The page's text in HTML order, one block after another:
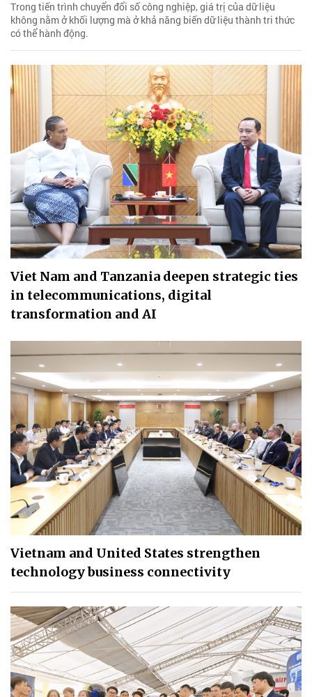
Trong tiến trình chuyển đổi số công nghiệp, giá trị của dữ liệu
không nằm ở khối lượng mà ở khả năng biến dữ liệu thành tri thức
có thể hành động.
Viet Nam and Tanzania deepen strategic ties
in telecommunications, digital
transformation and AI
Vietnam and United States strengthen
technology business connectivity